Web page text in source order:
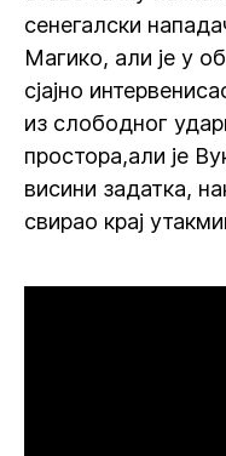
сенегалски
Магико, али је у
сјајно
из слободног
простора,али је
висини задатка,
свирао крај